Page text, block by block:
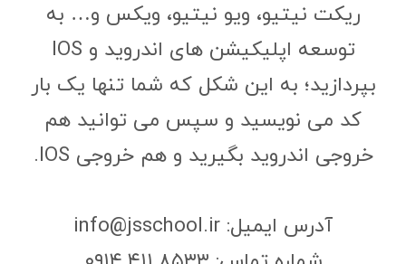
ریکت نیتیو، ویو نیتیو، ویکس و… به
توسعه اپلیکیشن های اندروید و IOS
بپردازید؛ به این شکل که شما تنها یک بار
کد می نویسید و سپس می توانید هم
خروجی اندروید بگیرید و هم خروجی IOS.
آدرس ایمیل: info@jsschool.ir